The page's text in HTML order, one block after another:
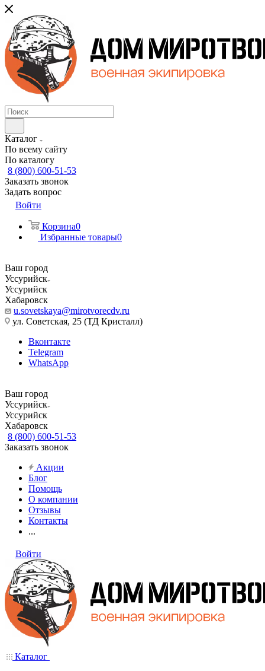
Каталог
По всему сайту
По каталогу
8 (800) 600-51-53
Заказать звонок
Задать вопрос
Войти
Корзина0
Избранные товары0
Ваш город
Уссурийск
Уссурийск
Хабаровск
u.sovetskaya@mirotvorecdv.ru
ул. Советская, 25 (ТД Кристалл)
Вконтакте
Telegram
WhatsApp
Ваш город
Уссурийск
Уссурийск
Хабаровск
8 (800) 600-51-53
Заказать звонок
Акции
Блог
Помощь
О компании
Отзывы
Контакты
...
Войти
Каталог